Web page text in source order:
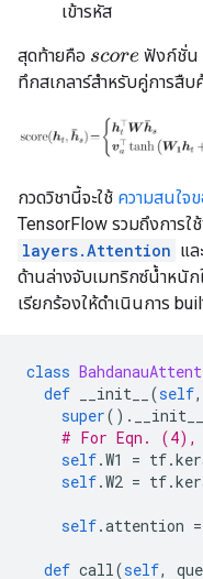
เข้ารหัส
สุดท้ายคือ score ฟังก์ชั่น
ทึกสเกลาร์สำหรับคู่การสื
กวดวิชานี้จะใช้ ความสนใจ
TensorFlow รวมถึงการใ
layers.Attention แล
ด้านล่างจับเมทริกซ์น้ำหนั
เรียกร้องให้ดำเนินการ
class
def __init__ (self,
super(). __init__
# For Eqn. (4),
self.W1 = tf.
self.W2 = tf.
self.attention =
def call(self,